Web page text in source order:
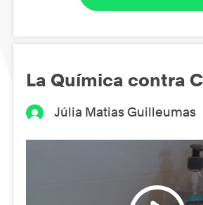
La Química contra
Júlia Matias Guilleumas